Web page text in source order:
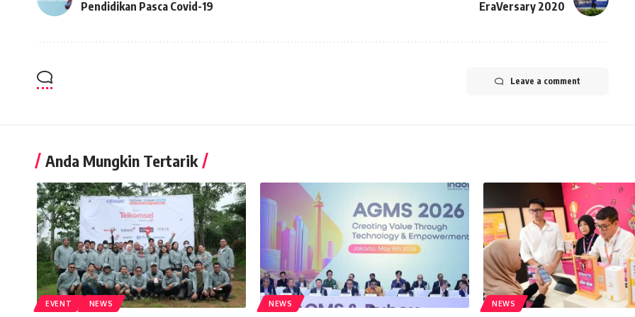
Pendidikan Pasca Covid-19 EraVersary 2020
Leave a comment
Anda Mungkin Tertarik
EVENT NEWS NEWS NEWS